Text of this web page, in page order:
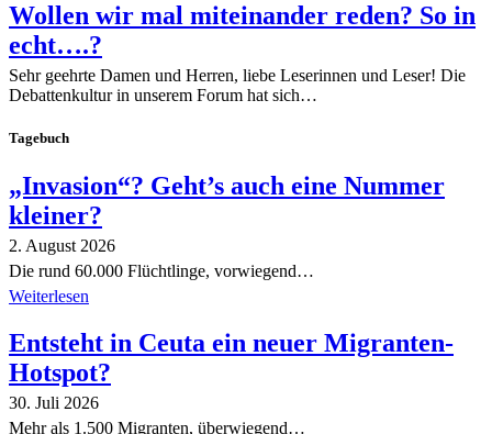
Wollen wir mal miteinander reden? So in
echt….?
Sehr geehrte Damen und Herren, liebe Leserinnen und Leser! Die
Debattenkultur in unserem Forum hat sich…
Tagebuch
„Invasion“? Geht’s auch eine Nummer
kleiner?
2. August 2026
Die rund 60.000 Flüchtlinge, vorwiegend…
Weiterlesen
Entsteht in Ceuta ein neuer Migranten-
Hotspot?
30. Juli 2026
Mehr als 1.500 Migranten, überwiegend…